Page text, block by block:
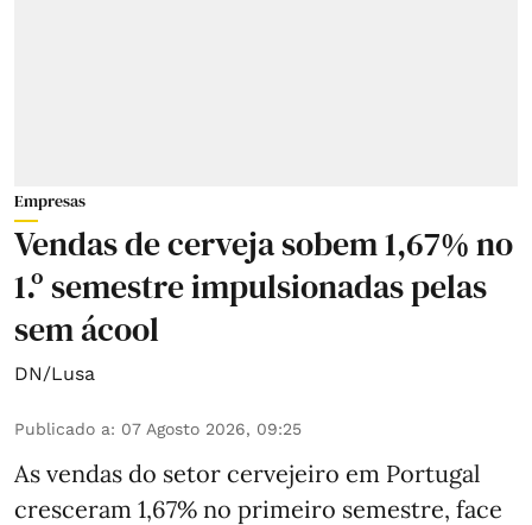
Empresas
Vendas de cerveja sobem 1,67% no
1.º semestre impulsionadas pelas
sem ácool
DN/Lusa
Publicado a: 07 Agosto 2026, 09:25
As vendas do setor cervejeiro em Portugal
cresceram 1,67% no primeiro semestre, face